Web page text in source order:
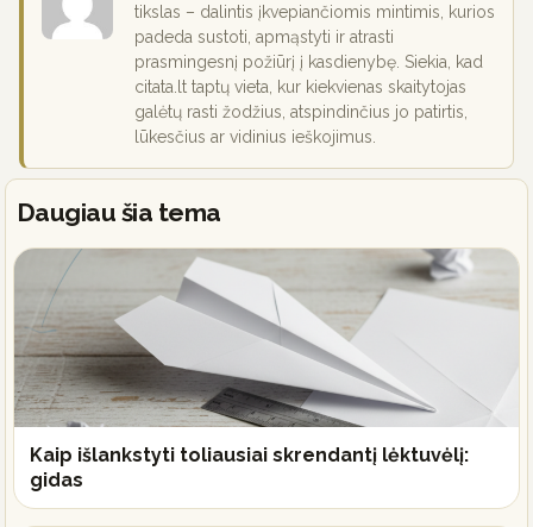
tikslas – dalintis įkvepiančiomis mintimis, kurios
padeda sustoti, apmąstyti ir atrasti
prasmingesnį požiūrį į kasdienybę. Siekia, kad
citata.lt taptų vieta, kur kiekvienas skaitytojas
galėtų rasti žodžius, atspindinčius jo patirtis,
lūkesčius ar vidinius ieškojimus.
Daugiau šia tema
Kaip išlankstyti toliausiai skrendantį lėktuvėlį:
gidas